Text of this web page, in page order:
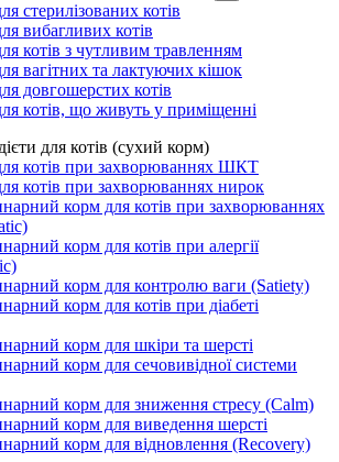
стерилізованих котів
вибагливих котів
котів з чутливим травленням
вагітних та лактуючих кішок
довгошерстих котів
котів, що живуть у приміщенні
для котів (сухий корм)
котів при захворюваннях ШКТ
котів при захворюваннях нирок
корм для котів при захворюваннях
корм для котів при алергії
корм для контролю ваги (Satiety)
корм для котів при діабеті
корм для шкіри та шерсті
корм для сечовивідної системи
корм для зниження стресу (Calm)
корм для виведення шерсті
корм для відновлення (Recovery)